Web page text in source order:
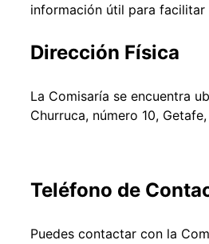
información útil para facilitar
Dirección Física
La Comisaría se encuentra
Churruca, número 10,
Teléfono de
Puedes contactar con la